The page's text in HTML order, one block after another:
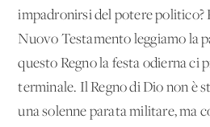
impadronirsi del potere politico?
Nuovo Testamento leggiamo la
questo Regno la festa odierna ci
terminale. Il Regno di Dio non è
una solenne parata militare, ma